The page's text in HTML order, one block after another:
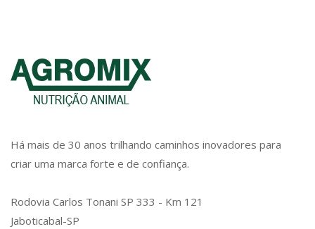
Há mais de 30 anos trilhando caminhos inovadores para
criar uma marca forte e de confiança.
Rodovia Carlos Tonani SP 333 - Km 121
Jaboticabal-SP